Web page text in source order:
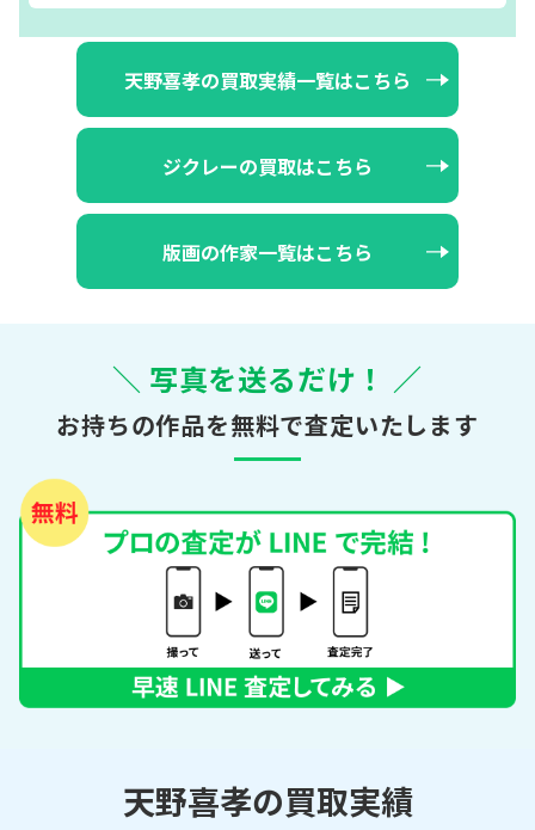
天野喜孝の買取実績一覧はこちら
ジクレーの買取はこちら
版画の作家一覧はこちら
＼ 写真を送るだけ！ ／
お持ちの作品を無料で査定いたします
天野喜孝の買取実績